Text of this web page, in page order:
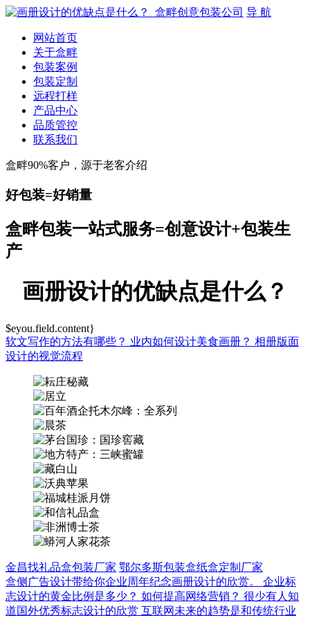
导 航
网站首页
关于盒畔
包装案例
包装定制
远程打样
产品中心
品质管控
联系我们
盒畔90%客户，源于老客介绍
好包装=好销量
盒畔包装一站式服务=创意设计+包装生
产
画册设计的优缺点是什么？
$eyou.field.content}
软文写作的方法有哪些？ 业内如何设计美食画册？ 相册版面
设计的视觉流程
金昌找礼品盒包装厂家 鄂尔多斯包装盒纸盒定制厂家
盒侧广告设计带给你企业周年纪念画册设计的欣赏。 企业标
志设计的黄金比例是多少？ 如何提高网络营销？ 很少有人知
道国外优秀标志设计的欣赏 互联网未来的趋势是和传统行业